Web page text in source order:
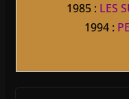
1985 : LES
1994 :